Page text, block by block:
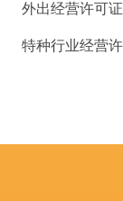
外出经营许可证
特种行业经营